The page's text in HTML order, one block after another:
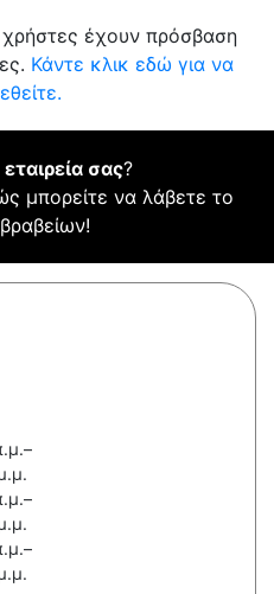
έχουν πρόσβαση
Κάντε κλικ εδώ για να
σας?
μπορείτε να λάβετε το